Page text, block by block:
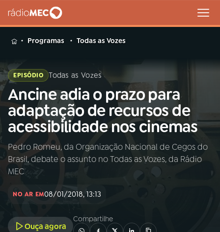
MENU
Buscar
na
Rádio
MEC
Buscar
Início AO VIVO
Programas Todas as Vozes
EPISÓDIO Todas as Vozes
Ancine adia o prazo para
adaptação de recursos de
acessibilidade nos cinemas
Pedro Romeu, da Organização Nacional de Cegos do
Brasil, debate o assunto no Todas as Vozes, da Rádio
MEC
NO AR EM08/01/2018, 13:13
Ouça agora
Compartilhe